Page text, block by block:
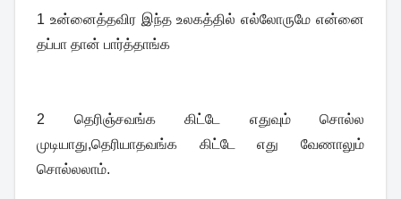
1 உன்னைத்தவிர இந்த உலகத்தில் எல்லோருமே என்னை
தப்பா தான் பார்த்தாங்க
2 தெரிஞ்சவங்க கிட்டே எதுவும் சொல்ல
முடியாது,தெரியாதவங்க கிட்டே எது வேணாலும்
சொல்லலாம்.